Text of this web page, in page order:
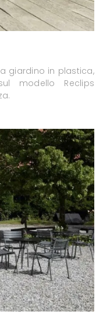
giardino in plastica,
modello Reclips